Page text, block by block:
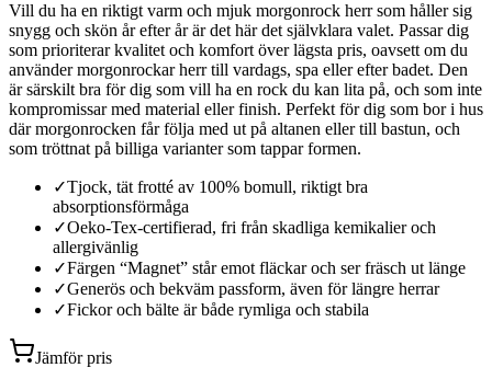
Vill du ha en riktigt varm och mjuk morgonrock herr som håller sig
snygg och skön år efter år är det här det självklara valet. Passar dig
som prioriterar kvalitet och komfort över lägsta pris, oavsett om du
använder morgonrockar herr till vardags, spa eller efter badet. Den
är särskilt bra för dig som vill ha en rock du kan lita på, och som inte
kompromissar med material eller finish. Perfekt för dig som bor i hus
där morgonrocken får följa med ut på altanen eller till bastun, och
som tröttnat på billiga varianter som tappar formen.
✓Tjock, tät frotté av 100% bomull, riktigt bra
absorptionsförmåga
✓Oeko-Tex-certifierad, fri från skadliga kemikalier och
allergivänlig
✓Färgen “Magnet” står emot fläckar och ser fräsch ut länge
✓Generös och bekväm passform, även för längre herrar
✓Fickor och bälte är både rymliga och stabila
Jämför pris